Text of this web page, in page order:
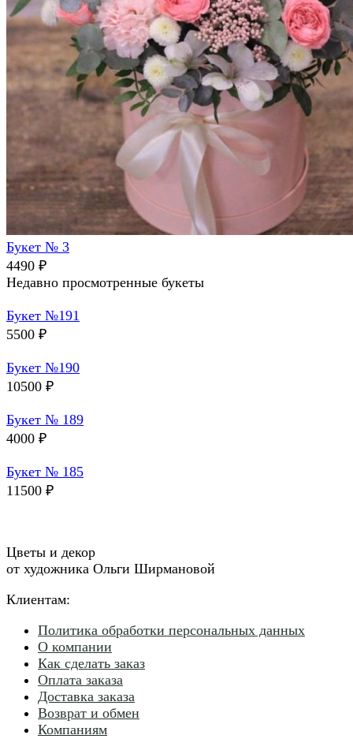
Букет № 3
4490 ₽
Недавно просмотренные букеты
Букет №191
5500 ₽
Букет №190
10500 ₽
Букет № 189
4000 ₽
Букет № 185
11500 ₽
Цветы и декор
от художника Ольги Ширмановой
Клиентам:
Политика обработки персональных данных
О компании
Как сделать заказ
Оплата заказа
Доставка заказа
Возврат и обмен
Компаниям